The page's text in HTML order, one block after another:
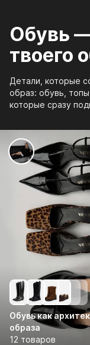
Обувь
твоего
Детали, которые
образ: обувь,
которые сразу
Обувь как
образа
12 товаров